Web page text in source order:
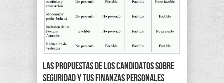
Las propuestas de los candidatos sobre
Seguridad y tus finanzas personales